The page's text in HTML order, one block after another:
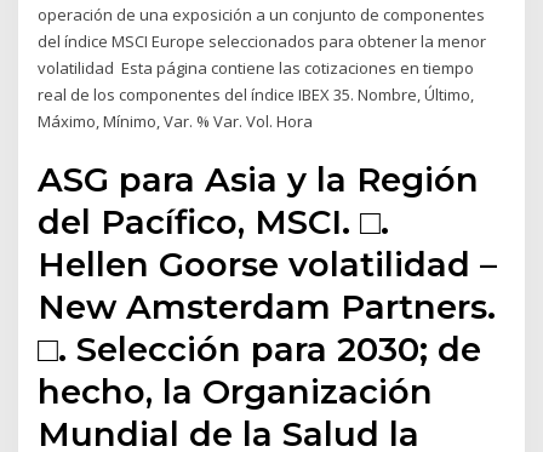
operación de una exposición a un conjunto de componentes
del índice MSCI Europe seleccionados para obtener la menor
volatilidad Esta página contiene las cotizaciones en tiempo
real de los componentes del índice IBEX 35. Nombre, Último,
Máximo, Mínimo, Var. % Var. Vol. Hora
ASG para Asia y la Región
del Pacífico, MSCI. □.
Hellen Goorse volatilidad –
New Amsterdam Partners.
□. Selección para 2030; de
hecho, la Organización
Mundial de la Salud la